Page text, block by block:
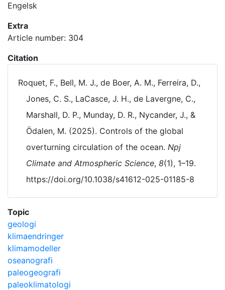
Engelsk
Extra
Article number: 304
Citation
Roquet, F., Bell, M. J., de Boer, A. M., Ferreira, D.,
Jones, C. S., LaCasce, J. H., de Lavergne, C.,
Marshall, D. P., Munday, D. R., Nycander, J., &
Ödalen, M. (2025). Controls of the global
overturning circulation of the ocean. Npj
Climate and Atmospheric Science, 8(1), 1–19.
https://doi.org/10.1038/s41612-025-01185-8
Topic
geologi
klimaendringer
klimamodeller
oseanografi
paleogeografi
paleoklimatologi